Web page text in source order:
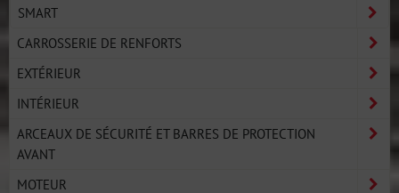
SMART
CARROSSERIE DE RENFORTS
EXTÉRIEUR
INTÉRIEUR
ARCEAUX DE SÉCURITÉ ET BARRES DE PROTECTION
AVANT
MOTEUR